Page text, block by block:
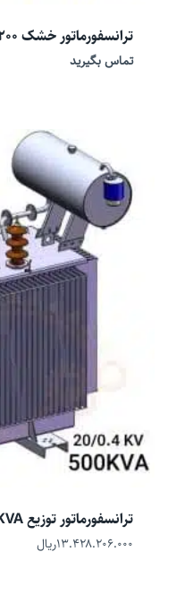
ترانسفورماتور خشک 200 KVA ردیف 20 KV
تماس بگیرید
ترانسفورماتور توزیع 500KVA کنسرواتوری روغنی
۱۳.۴۲۸.۲۰۶.۰۰۰ریال